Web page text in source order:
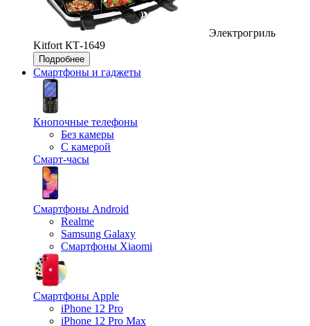
Электрогриль
Kitfort КТ-1649
Подробнее
Смартфоны и гаджеты
Кнопочные телефоны
Без камеры
С камерой
Смарт-часы
Смартфоны Android
Realme
Samsung Galaxy
Смартфоны Xiaomi
Смартфоны Apple
iPhone 12 Pro
iPhone 12 Pro Max